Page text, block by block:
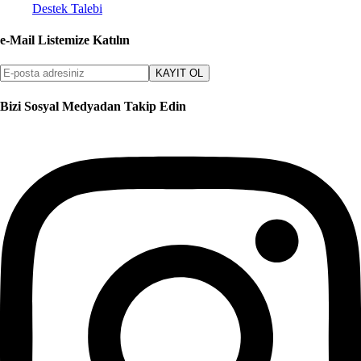
Destek Talebi
e-Mail Listemize Katılın
KAYIT OL
Bizi Sosyal Medyadan Takip Edin